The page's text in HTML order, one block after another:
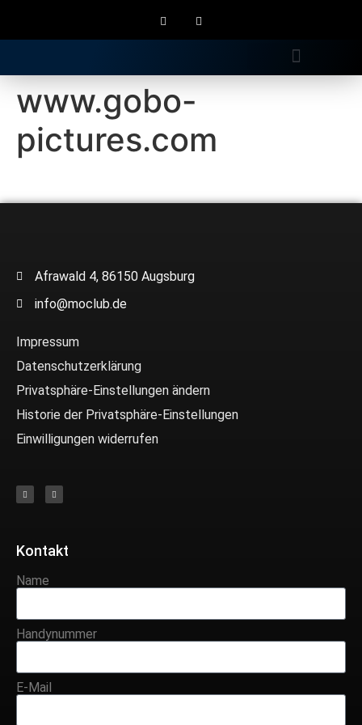
www.gobo-
pictures.com
Afrawald 4, 86150 Augsburg
info@moclub.de
Impressum
Datenschutzerklärung
Privatsphäre-Einstellungen ändern
Historie der Privatsphäre-Einstellungen
Einwilligungen widerrufen
Kontakt
Name
Handynummer
E-Mail